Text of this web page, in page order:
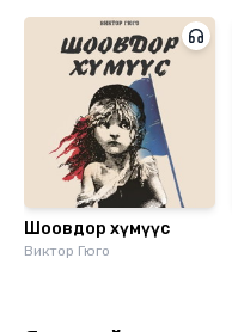
Шоовдор хүмүүс
Виктор Гюго